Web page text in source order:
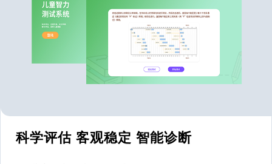
科学评估 客观稳定 智能诊断